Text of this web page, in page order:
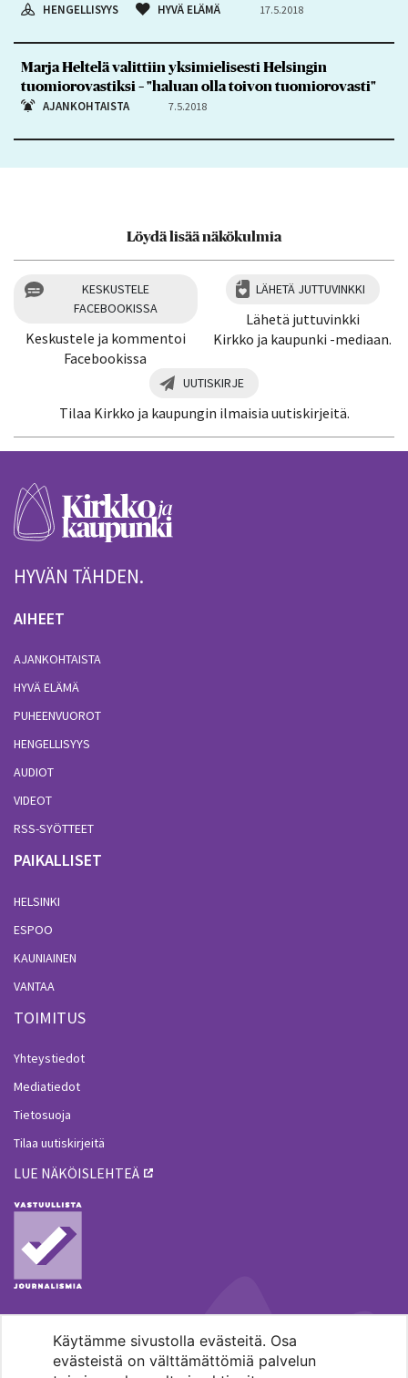
Käytämme sivustolla evästeitä. Osa
evästeistä on välttämättömiä palvelun
HENGELLISYYS HYVÄ ELÄMÄ 17.5.2018
Marja Heltelä valittiin yksimielisesti Helsingin
tuomiorovastiksi – "haluan olla toivon tuomiorovasti"
AJANKOHTAISTA 7.5.2018
Löydä lisää näkökulmia
KESKUSTELE
FACEBOOKISSA
Keskustele ja kommentoi
Facebookissa
LÄHETÄ JUTTUVINKKI
Lähetä juttuvinkki
Kirkko ja kaupunki -mediaan.
UUTISKIRJE
Tilaa Kirkko ja kaupungin ilmaisia uutiskirjeitä.
HYVÄN TÄHDEN.
AIHEET
AJANKOHTAISTA
HYVÄ ELÄMÄ
PUHEENVUOROT
HENGELLISYYS
AUDIOT
VIDEOT
RSS-SYÖTTEET
PAIKALLISET
HELSINKI
ESPOO
KAUNIAINEN
VANTAA
TOIMITUS
Yhteystiedot
Mediatiedot
Tietosuoja
Tilaa uutiskirjeitä
LUE NÄKÖISLEHTEÄ
MENOHAKU